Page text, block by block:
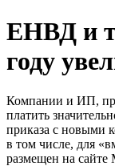
ЕНВД и
году
Компании и ИП,
платить
приказа с новыми
в том числе, для
размещен на сайте